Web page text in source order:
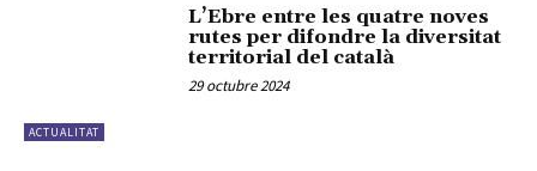
ACTUALITAT
L’Ebre entre les quatre noves
rutes per difondre la diversitat
territorial del català
29 octubre 2024